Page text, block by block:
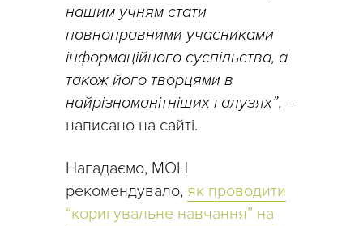
нашим учням стати
повноправними учасниками
інформаційного суспільства, а
також його творцями в
найрізноманітніших галузях”, –
написано на сайті.
Нагадаємо, МОН
рекомендувало, як проводити
“коригувальне навчання” на